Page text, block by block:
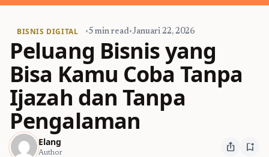
BISNIS DIGITAL •5 min read•Januari 22, 2026
Peluang Bisnis yang
Bisa Kamu Coba Tanpa
Ijazah dan Tanpa
Pengalaman
Elang
Author ios_share bookmark_add